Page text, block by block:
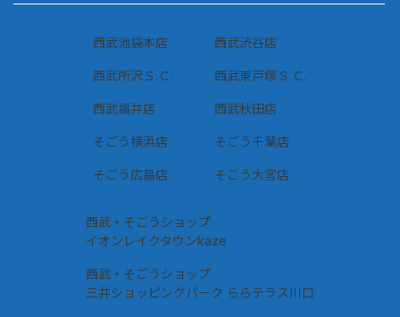
西武池袋本店 西武渋谷店
西武東戸塚Ｓ.Ｃ.
西武所沢Ｓ.Ｃ.
西武福井店 西武秋田店
そごう横浜店 そごう千葉店
そごう大宮店
そごう広島店
西武・そごうショップ
三井ショッピングパーク ららテラス川口
西武・そごうショップ
イオンレイクタウンkaze